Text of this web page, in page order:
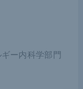
ー内科学部門